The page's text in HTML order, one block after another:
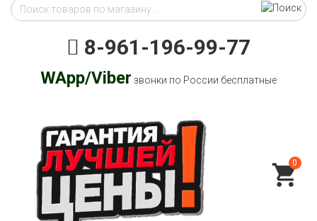
8-961-196-99-77
WApp/Viber звонки по России бесплатные
0